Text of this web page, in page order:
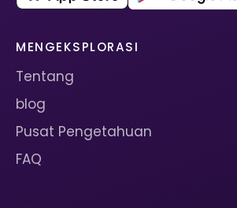
MENGEKSPLORASI
Tentang
blog
Pusat Pengetahuan
FAQ